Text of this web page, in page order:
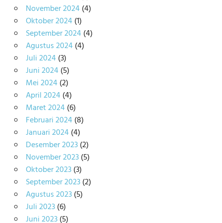
November 2024(4)
Oktober 2024(1)
September 2024(4)
Agustus 2024(4)
Juli 2024(3)
Juni 2024(5)
Mei 2024(2)
April 2024(4)
Maret 2024(6)
Februari 2024(8)
Januari 2024(4)
Desember 2023(2)
November 2023(5)
Oktober 2023(3)
September 2023(2)
Agustus 2023(5)
Juli 2023(6)
Juni 2023(5)